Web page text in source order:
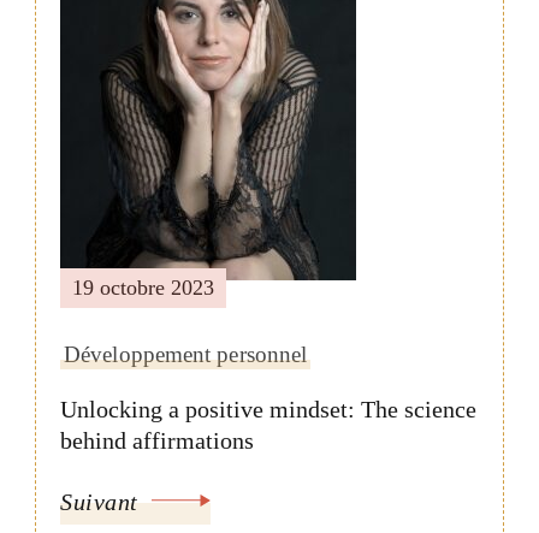
19 octobre 2023
Développement personnel
Unlocking a positive mindset: The science
behind affirmations
Suivant